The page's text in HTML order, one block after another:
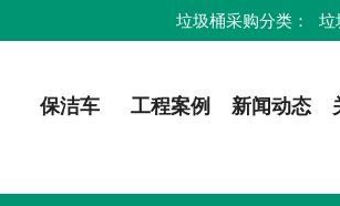
垃圾桶采购分类： 垃
保洁车 工程案例 新闻动态